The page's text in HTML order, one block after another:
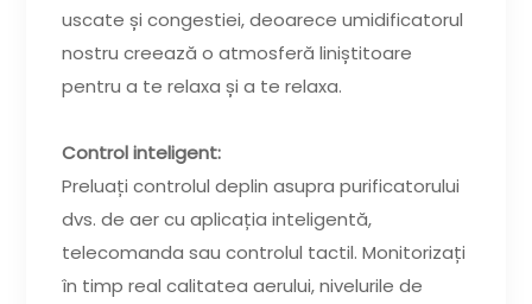
uscate și congestiei, deoarece umidificatorul
nostru creează o atmosferă liniștitoare
pentru a te relaxa și a te relaxa.
Control inteligent:
Preluați controlul deplin asupra purificatorului
dvs. de aer cu aplicația inteligentă,
telecomanda sau controlul tactil. Monitorizați
în timp real calitatea aerului, nivelurile de